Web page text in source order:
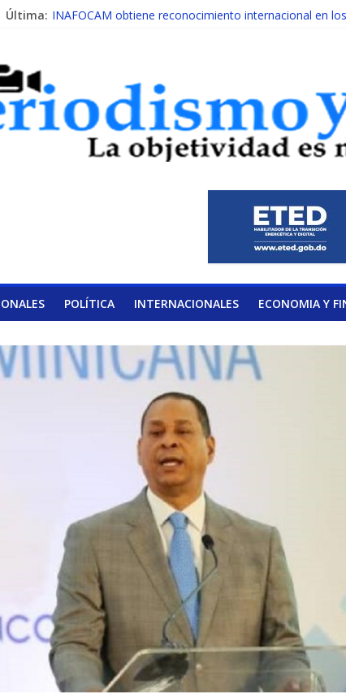
Última: INAFOCAM obtiene reconocimiento internacional en
MESCyT presenta calendario de Consulta Nacional por
POLÍTICA INTERNACIONALES ECONOMIA Y